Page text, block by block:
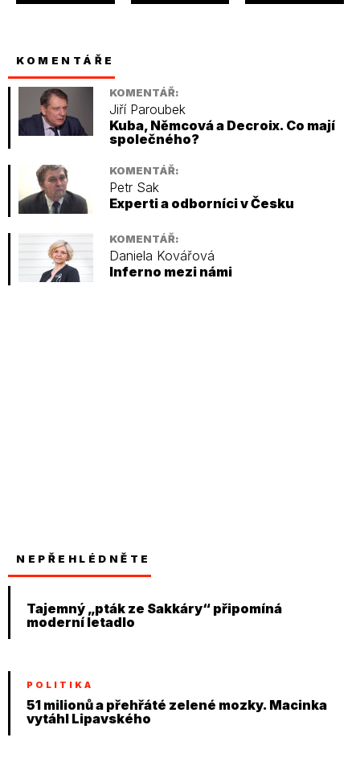
KOMENTÁŘE
KOMENTÁŘ:
Jiří Paroubek
Kuba, Němcová a Decroix. Co mají
společného?
KOMENTÁŘ:
Petr Sak
Experti a odborníci v Česku
KOMENTÁŘ:
Daniela Kovářová
Inferno mezi námi
NEPŘEHLÉDNĚTE
Tajemný „pták ze Sakkáry“ připomíná
moderní letadlo
POLITIKA
51 milionů a přehřáté zelené mozky. Macinka
vytáhl Lipavského